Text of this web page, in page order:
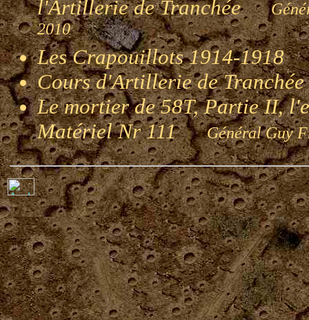
l'Artillerie de Tranchée
2010
Les Crapouillots 1914-1918
Cours d'Artillerie de Tranchée
Le mortier de 58T, Partie II,
Matériel Nr 111Général